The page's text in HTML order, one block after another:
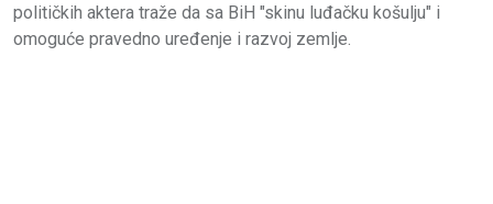
političkih aktera traže da sa BiH "skinu luđačku košulju" i
omoguće pravedno uređenje i razvoj zemlje.